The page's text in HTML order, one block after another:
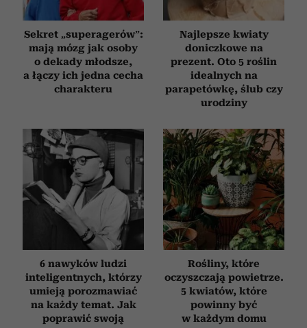
Sekret „superagerów”:
mają mózg jak osoby
o dekady młodsze,
a łączy ich jedna cecha
charakteru
Najlepsze kwiaty
doniczkowe na
prezent. Oto 5 roślin
idealnych na
parapetówkę, ślub czy
urodziny
6 nawyków ludzi
inteligentnych, którzy
umieją porozmawiać
na każdy temat. Jak
poprawić swoją
Rośliny, które
oczyszczają powietrze.
5 kwiatów, które
powinny być
w każdym domu